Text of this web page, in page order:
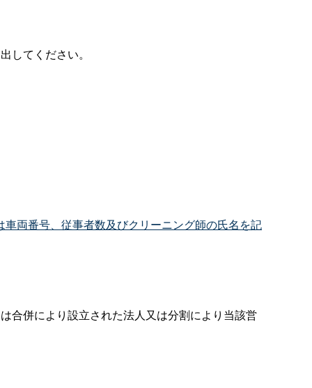
してください。
両番号、従事者数及びクリーニング師の氏名を記
合併により設立された法人又は分割により当該営